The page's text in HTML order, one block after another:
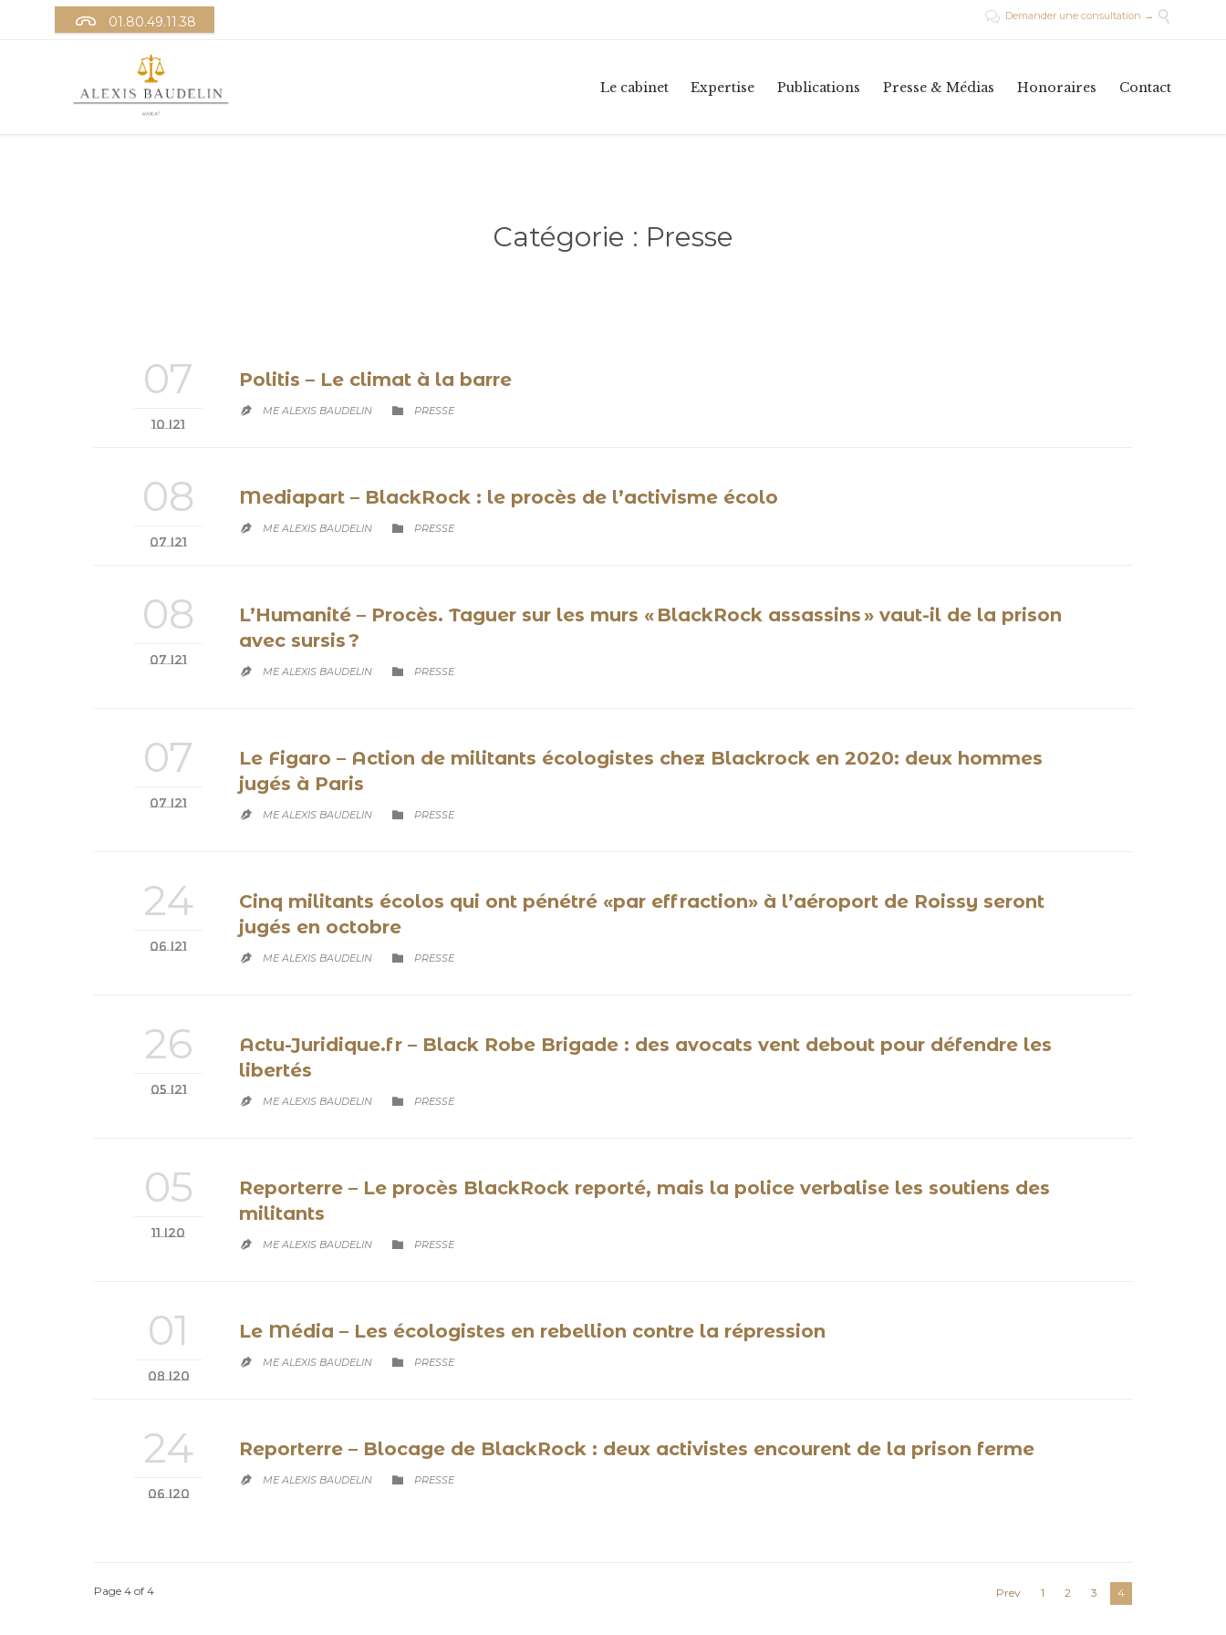
 01.80.49.11.38  Demander une consultation → 
Le cabinet Expertise Publications Presse & Médias Honoraires Contact
Catégorie : Presse
07
10 '21
Politis – Le climat à la barre
 ME ALEXIS BAUDELIN  CATEGORY
PRESSE
08
07 '21
Mediapart – BlackRock : le procès de l’activisme écolo
 ME ALEXIS BAUDELIN  CATEGORY
PRESSE
08
07 '21
L’Humanité – Procès. Taguer sur les murs « BlackRock assassins » vaut-il de la prison
avec sursis ?
 ME ALEXIS BAUDELIN  CATEGORY
PRESSE
07
07 '21
Le Figaro – Action de militants écologistes chez Blackrock en 2020: deux hommes
jugés à Paris
 ME ALEXIS BAUDELIN  CATEGORY
PRESSE
24
06 '21
Cinq militants écolos qui ont pénétré «par effraction» à l’aéroport de Roissy seront
jugés en octobre
 ME ALEXIS BAUDELIN  CATEGORY
PRESSE
26
05 '21
Actu-Juridique.fr – Black Robe Brigade : des avocats vent debout pour défendre les
libertés
 ME ALEXIS BAUDELIN  CATEGORY
PRESSE
05
11 '20
Reporterre – Le procès BlackRock reporté, mais la police verbalise les soutiens des
militants
 ME ALEXIS BAUDELIN  CATEGORY
PRESSE
01
08 '20
Le Média – Les écologistes en rebellion contre la répression
 ME ALEXIS BAUDELIN  CATEGORY
PRESSE
24
06 '20
Reporterre – Blocage de BlackRock : deux activistes encourent de la prison ferme
 ME ALEXIS BAUDELIN  CATEGORY
PRESSE
Page 4 of 4 Prev 1 2 3 4